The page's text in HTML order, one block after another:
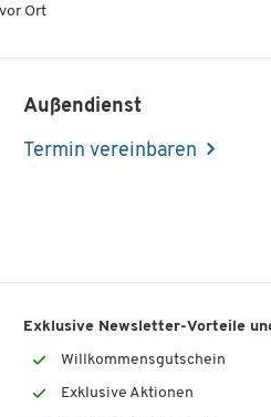
vor Ort
Außendienst
Termin vereinbaren
Exklusive Newsletter-Vorteile
Willkommensgutschein
Exklusive Aktionen